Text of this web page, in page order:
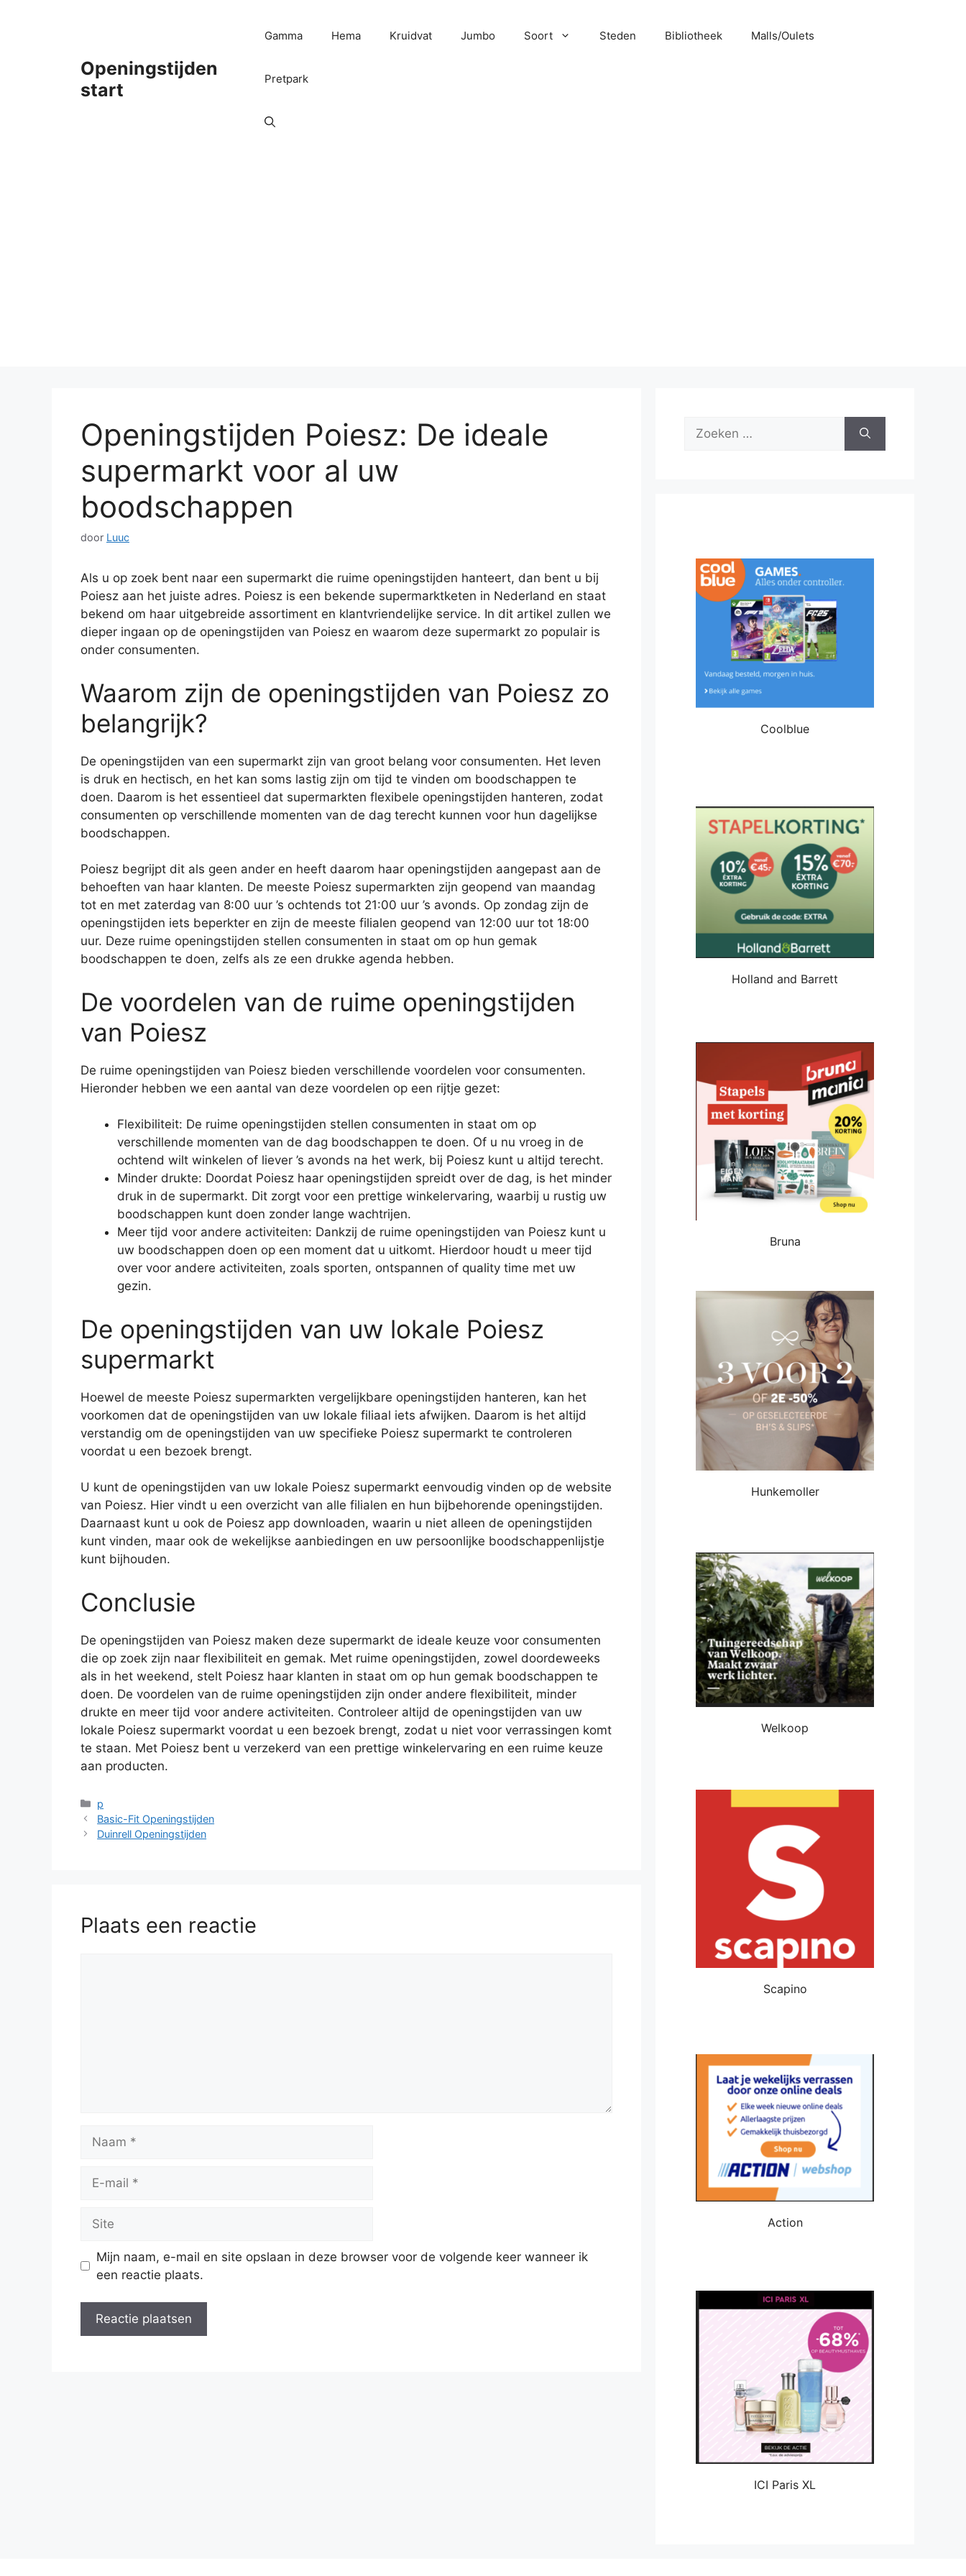
Openingstijden
start
Gamma Hema Kruidvat Jumbo Soort Steden Bibliotheek Malls/Oulets
Pretpark
Openingstijden Poiesz: De ideale
supermarkt voor al uw
boodschappen
door Luuc
Als u op zoek bent naar een supermarkt die ruime openingstijden hanteert, dan bent u bij
Poiesz aan het juiste adres. Poiesz is een bekende supermarktketen in Nederland en staat
bekend om haar uitgebreide assortiment en klantvriendelijke service. In dit artikel zullen we
dieper ingaan op de openingstijden van Poiesz en waarom deze supermarkt zo populair is
onder consumenten.
Waarom zijn de openingstijden van Poiesz zo
belangrijk?
De openingstijden van een supermarkt zijn van groot belang voor consumenten. Het leven
is druk en hectisch, en het kan soms lastig zijn om tijd te vinden om boodschappen te
doen. Daarom is het essentieel dat supermarkten flexibele openingstijden hanteren, zodat
consumenten op verschillende momenten van de dag terecht kunnen voor hun dagelijkse
boodschappen.
Poiesz begrijpt dit als geen ander en heeft daarom haar openingstijden aangepast aan de
behoeften van haar klanten. De meeste Poiesz supermarkten zijn geopend van maandag
tot en met zaterdag van 8:00 uur ’s ochtends tot 21:00 uur ’s avonds. Op zondag zijn de
openingstijden iets beperkter en zijn de meeste filialen geopend van 12:00 uur tot 18:00
uur. Deze ruime openingstijden stellen consumenten in staat om op hun gemak
boodschappen te doen, zelfs als ze een drukke agenda hebben.
De voordelen van de ruime openingstijden
van Poiesz
De ruime openingstijden van Poiesz bieden verschillende voordelen voor consumenten.
Hieronder hebben we een aantal van deze voordelen op een rijtje gezet:
Flexibiliteit: De ruime openingstijden stellen consumenten in staat om op
verschillende momenten van de dag boodschappen te doen. Of u nu vroeg in de
ochtend wilt winkelen of liever ’s avonds na het werk, bij Poiesz kunt u altijd terecht.
Minder drukte: Doordat Poiesz haar openingstijden spreidt over de dag, is het minder
druk in de supermarkt. Dit zorgt voor een prettige winkelervaring, waarbij u rustig uw
boodschappen kunt doen zonder lange wachtrijen.
Meer tijd voor andere activiteiten: Dankzij de ruime openingstijden van Poiesz kunt u
uw boodschappen doen op een moment dat u uitkomt. Hierdoor houdt u meer tijd
over voor andere activiteiten, zoals sporten, ontspannen of quality time met uw
gezin.
De openingstijden van uw lokale Poiesz
supermarkt
Hoewel de meeste Poiesz supermarkten vergelijkbare openingstijden hanteren, kan het
voorkomen dat de openingstijden van uw lokale filiaal iets afwijken. Daarom is het altijd
verstandig om de openingstijden van uw specifieke Poiesz supermarkt te controleren
voordat u een bezoek brengt.
U kunt de openingstijden van uw lokale Poiesz supermarkt eenvoudig vinden op de website
van Poiesz. Hier vindt u een overzicht van alle filialen en hun bijbehorende openingstijden.
Daarnaast kunt u ook de Poiesz app downloaden, waarin u niet alleen de openingstijden
kunt vinden, maar ook de wekelijkse aanbiedingen en uw persoonlijke boodschappenlijstje
kunt bijhouden.
Conclusie
De openingstijden van Poiesz maken deze supermarkt de ideale keuze voor consumenten
die op zoek zijn naar flexibiliteit en gemak. Met ruime openingstijden, zowel doordeweeks
als in het weekend, stelt Poiesz haar klanten in staat om op hun gemak boodschappen te
doen. De voordelen van de ruime openingstijden zijn onder andere flexibiliteit, minder
drukte en meer tijd voor andere activiteiten. Controleer altijd de openingstijden van uw
lokale Poiesz supermarkt voordat u een bezoek brengt, zodat u niet voor verrassingen komt
te staan. Met Poiesz bent u verzekerd van een prettige winkelervaring en een ruime keuze
aan producten.
Categorieën
p
Basic-Fit Openingstijden
Duinrell Openingstijden
Plaats een reactie
mail
Mijn naam, e-mail en site opslaan in deze browser voor de volgende keer wanneer ik
een reactie plaats.
Zoek
Coolblue
Holland and Barrett
Bruna
Hunkemoller
Welkoop
Scapino
Action
ICI Paris XL